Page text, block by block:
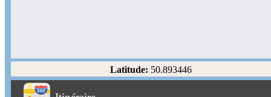
Latitude: 50.893446
Éviter les autoroutes
Éviter les péages